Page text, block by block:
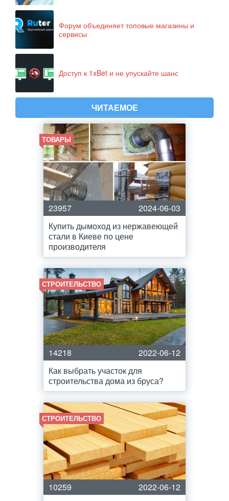
Форум объединяет топовые магазины и
сервисы
Доступ к 1xBet и не упускайте шанс
ЧИТАЕМОЕ
ТОВАРЫ
23957
2024-06-03
Купить дымоход из нержавеющей
стали в Киеве по цене
производителя
СТРОИТЕЛЬСТВО
14218
2022-06-12
Как выбрать участок для
строительства дома из бруса?
СТРОИТЕЛЬСТВО
10259
2022-06-12